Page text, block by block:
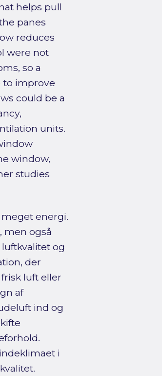
helps pull
panes
reduces
were not
so a
to improve
could be a
units.
window,
studies
energi.
men også
og
der
luft eller
af
ind og
i